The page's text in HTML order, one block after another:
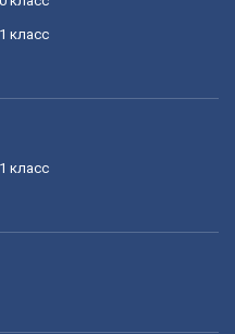
класс
класс